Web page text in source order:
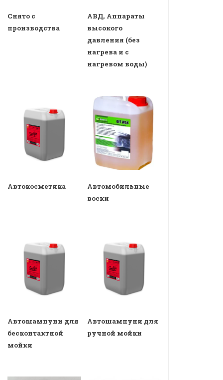
Снято с
производства
АВД, Аппараты
высокого
давления (без
нагрева и с
нагревом воды)
Автокосметика
Автомобильные
воски
Автошампуни для
бесконтактной
мойки
Автошампуни для
ручной мойки